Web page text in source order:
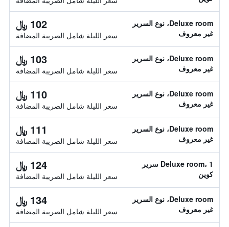
Deluxe room، نوع السرير
غير معروف
102 ﷼
سعر الليلة شامل الصريبة المضافة
Deluxe room، نوع السرير
غير معروف
103 ﷼
سعر الليلة شامل الصريبة المضافة
Deluxe room، نوع السرير
غير معروف
110 ﷼
سعر الليلة شامل الصريبة المضافة
Deluxe room، نوع السرير
غير معروف
111 ﷼
سعر الليلة شامل الصريبة المضافة
Deluxe room، 1 سرير
كوين
124 ﷼
سعر الليلة شامل الصريبة المضافة
Deluxe room، نوع السرير
غير معروف
134 ﷼
سعر الليلة شامل الصريبة المضافة